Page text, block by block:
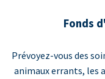
Fonds
Prévoyez-vous des
animaux errants, les